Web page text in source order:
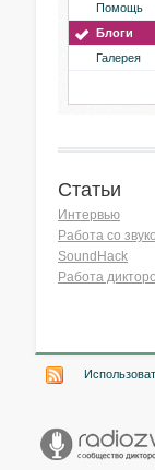
Помощь
Блоги
Галерея
Статьи
Интервью
Работа со
SoundHack
Работа